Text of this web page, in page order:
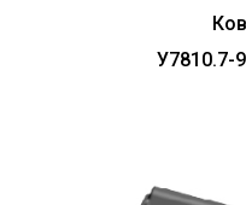
У7810.7-